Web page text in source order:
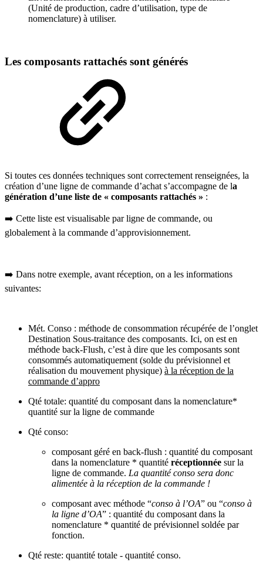
(Unité de production, cadre d’utilisation, type de
nomenclature) à utiliser.
Les composants rattachés sont générés
Si toutes ces données techniques sont correctement renseignées, la
création d’une ligne de commande d’achat s’accompagne de la
génération d’une liste de « composants rattachés » :
➡️ Cette liste est visualisable par ligne de commande, ou
globalement à la commande d’approvisionnement.
➡️ Dans notre exemple, avant réception, on a les informations
suivantes:
Mét. Conso : méthode de consommation récupérée de l’onglet
Destination Sous-traitance des composants. Ici, on est en
méthode back-Flush, c’est à dire que les composants sont
consommés automatiquement (solde du prévisionnel et
réalisation du mouvement physique) à la réception de la
commande d’appro
Qté totale: quantité du composant dans la nomenclature*
quantité sur la ligne de commande
Qté conso:
composant géré en back-flush : quantité du composant
dans la nomenclature * quantité réceptionnée sur la
ligne de commande. La quantité conso sera donc
alimentée à la réception de la commande !
composant avec méthode “conso à l’OA” ou “conso à
la ligne d’OA” : quantité du composant dans la
nomenclature * quantité de prévisionnel soldée par
fonction.
Qté reste: quantité totale - quantité conso.